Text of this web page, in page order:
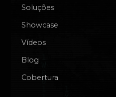
Soluções
Showcase
Vídeos
Blog
Cobertura